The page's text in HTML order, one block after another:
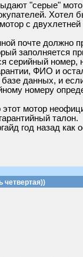
"серые"
Хотел
с двухлетней
почте должно
заполняется
серийный
ФИО и
данных, и
номеру
мотор
талон.
год назад
четвертая))